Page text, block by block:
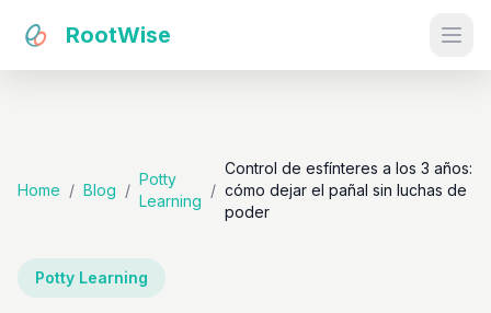
RootWise
Home / Blog /
Potty
Learning
/
Control de esfínteres a los 3 años:
cómo dejar el pañal sin luchas de
poder
Potty Learning